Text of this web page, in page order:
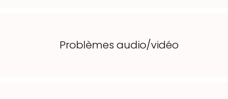
Problèmes audio/vidéo